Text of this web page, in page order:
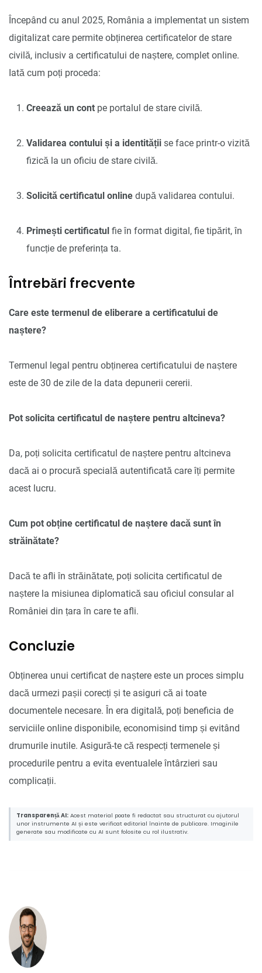
Începând cu anul 2025, România a implementat un sistem
digitalizat care permite obținerea certificatelor de stare
civilă, inclusiv a certificatului de naștere, complet online.
Iată cum poți proceda:
Creează un cont pe portalul de stare civilă.
Validarea contului și a identității se face printr-o vizită
fizică la un oficiu de stare civilă.
Solicită certificatul online după validarea contului.
Primești certificatul fie în format digital, fie tipărit, în
funcție de preferința ta.
Întrebări frecvente
Care este termenul de eliberare a certificatului de
naștere?
Termenul legal pentru obținerea certificatului de naștere
este de 30 de zile de la data depunerii cererii.
Pot solicita certificatul de naștere pentru altcineva?
Da, poți solicita certificatul de naștere pentru altcineva
dacă ai o procură specială autentificată care îți permite
acest lucru.
Cum pot obține certificatul de naștere dacă sunt în
străinătate?
Dacă te afli în străinătate, poți solicita certificatul de
naștere la misiunea diplomatică sau oficiul consular al
României din țara în care te afli.
Concluzie
Obținerea unui certificat de naștere este un proces simplu
dacă urmezi pașii corecți și te asiguri că ai toate
documentele necesare. În era digitală, poți beneficia de
serviciile online disponibile, economisind timp și evitând
drumurile inutile. Asigură-te că respecți termenele și
procedurile pentru a evita eventualele întârzieri sau
complicații.
Transparență AI: Acest material poate fi redactat sau structurat cu ajutorul
unor instrumente AI și este verificat editorial înainte de publicare. Imaginile
generate sau modificate cu AI sunt folosite cu rol ilustrativ.